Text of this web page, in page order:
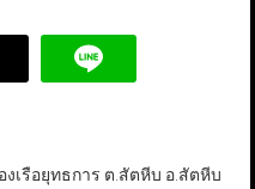
เรือยุทธการ ต.สัตหีบ อ.สัตหีบ